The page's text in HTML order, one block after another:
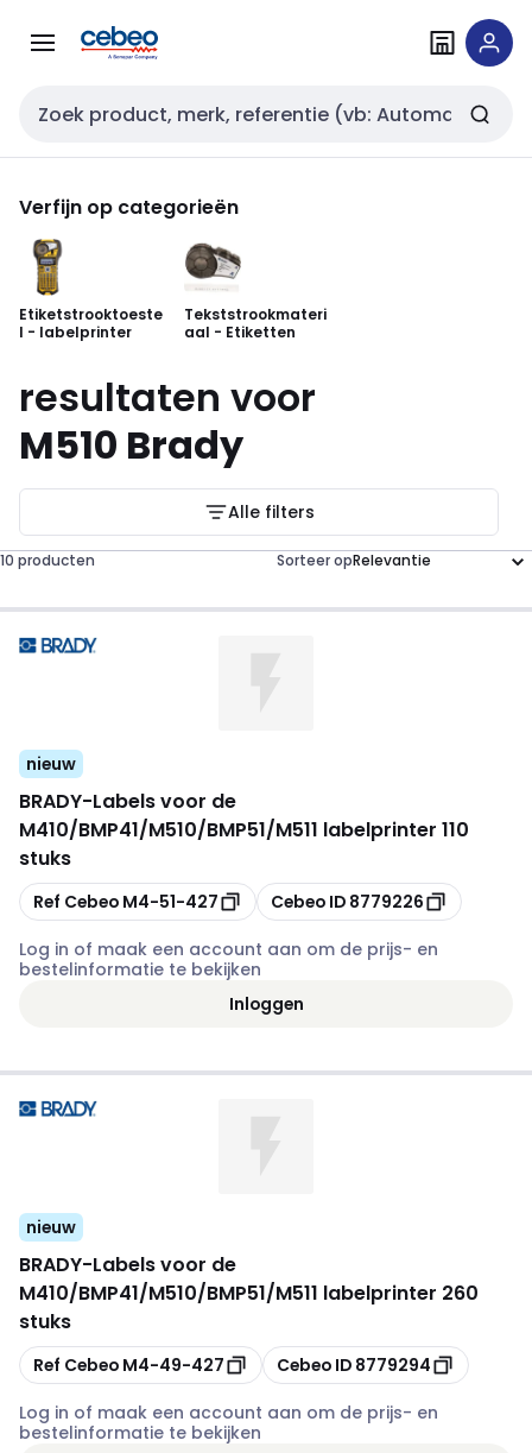
naar
naar
Zoekveld invoer
Verfijn op categorieën
Etiketstrooktoeste
l - labelprinter
Tekststrookmateri
aal - Etiketten
resultaten voor
M510 Brady
Alle filters
10 producten Sorteer op
nieuw
BRADY-Labels voor de
M410/BMP41/M510/BMP51/M511 labelprinter 110
stuks
Kopiëren
Ref Cebeo M4-51-427 Kopiëren
Cebeo ID 8779226
Log in of maak een account aan om de prijs- en
bestelinformatie te bekijken
Inloggen
nieuw
BRADY-Labels voor de
M410/BMP41/M510/BMP51/M511 labelprinter 260
stuks
Kopiëren
Ref Cebeo M4-49-427 Kopiëren
Cebeo ID 8779294
Log in of maak een account aan om de prijs- en
bestelinformatie te bekijken